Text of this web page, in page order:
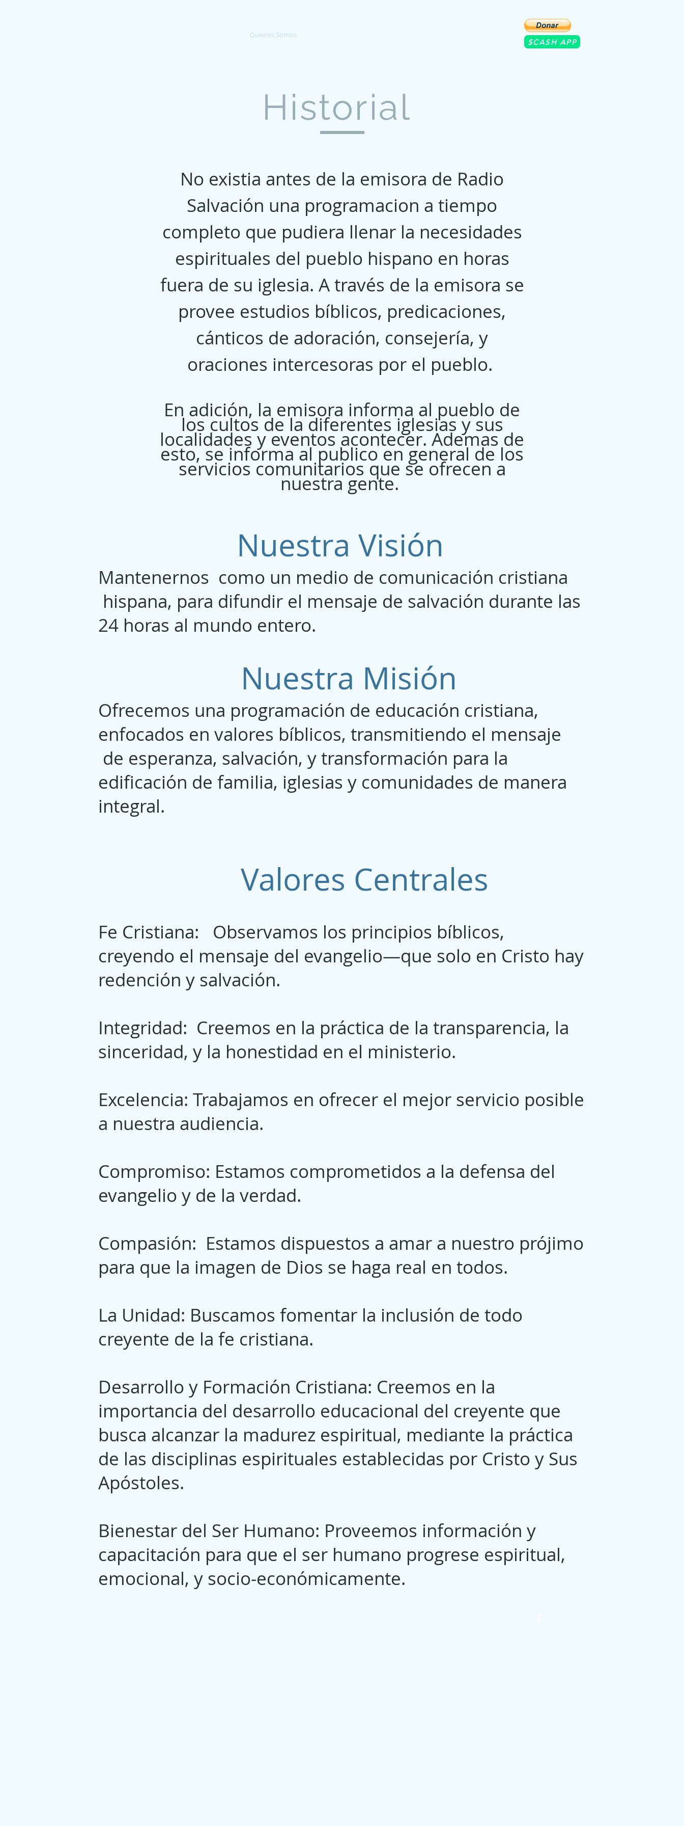
Quienes Somos
$CASH APP
Historial
No existia antes de la emisora de Radio
Salvación una programacion a tiempo
completo que pudiera llenar la necesidades
espirituales del pueblo hispano en horas
fuera de su iglesia. A través de la emisora se
provee estudios bíblicos, predicaciones,
cánticos de adoración, consejería, y
oraciones intercesoras por el pueblo.
En adición, la emisora informa al pueblo de
los cultos de la diferentes iglesias y sus
localidades y eventos acontecer. Ademas de
esto, se informa al publico en general de los
servicios comunitarios que se ofrecen a
nuestra gente.
Nuestra Visión
Mantenernos como un medio de comunicación cristiana
hispana, para difundir el mensaje de salvación durante las
24 horas al mundo entero.
Nuestra Misión
Ofrecemos una programación de educación cristiana,
enfocados en valores bíblicos, transmitiendo el mensaje
de esperanza, salvación, y transformación para la
edificación de familia, iglesias y comunidades de manera
integral.
Valores Centrales
Fe Cristiana: Observamos los principios bíblicos,
creyendo el mensaje del evangelio—que solo en Cristo hay
redención y salvación.
Integridad: Creemos en la práctica de la transparencia, la
sinceridad, y la honestidad en el ministerio.
Excelencia: Trabajamos en ofrecer el mejor servicio posible
a nuestra audiencia.
Compromiso: Estamos comprometidos a la defensa del
evangelio y de la verdad.
Compasión: Estamos dispuestos a amar a nuestro prójimo
para que la imagen de Dios se haga real en todos.
La Unidad: Buscamos fomentar la inclusión de todo
creyente de la fe cristiana.
Desarrollo y Formación Cristiana: Creemos en la
importancia del desarrollo educacional del creyente que
busca alcanzar la madurez espiritual, mediante la práctica
de las disciplinas espirituales establecidas por Cristo y Sus
Apóstoles.
Bienestar del Ser Humano: Proveemos información y
capacitación para que el ser humano progrese espiritual,
emocional, y socio-económicamente.